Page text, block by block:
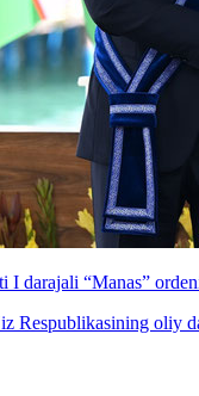
I darajali “Manas”
Respublikasining oliy